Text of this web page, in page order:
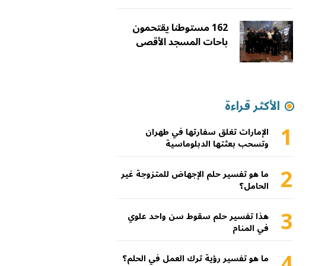
162 مستوطنا يقتحمون
باحات المسجد الأقصى
الأكثر قراءة
1 الإمارات تغلق سفارتها في طهران
وتسحب بعثتها الدبلوماسية
2 ما هو تفسير حلم الإجهاض للمتزوجة غير
الحامل؟
3 هذا تفسير حلم سقوط سن واحد علوي
في المنام
ما هو تفسير رؤية ترك العمل في الحلم؟